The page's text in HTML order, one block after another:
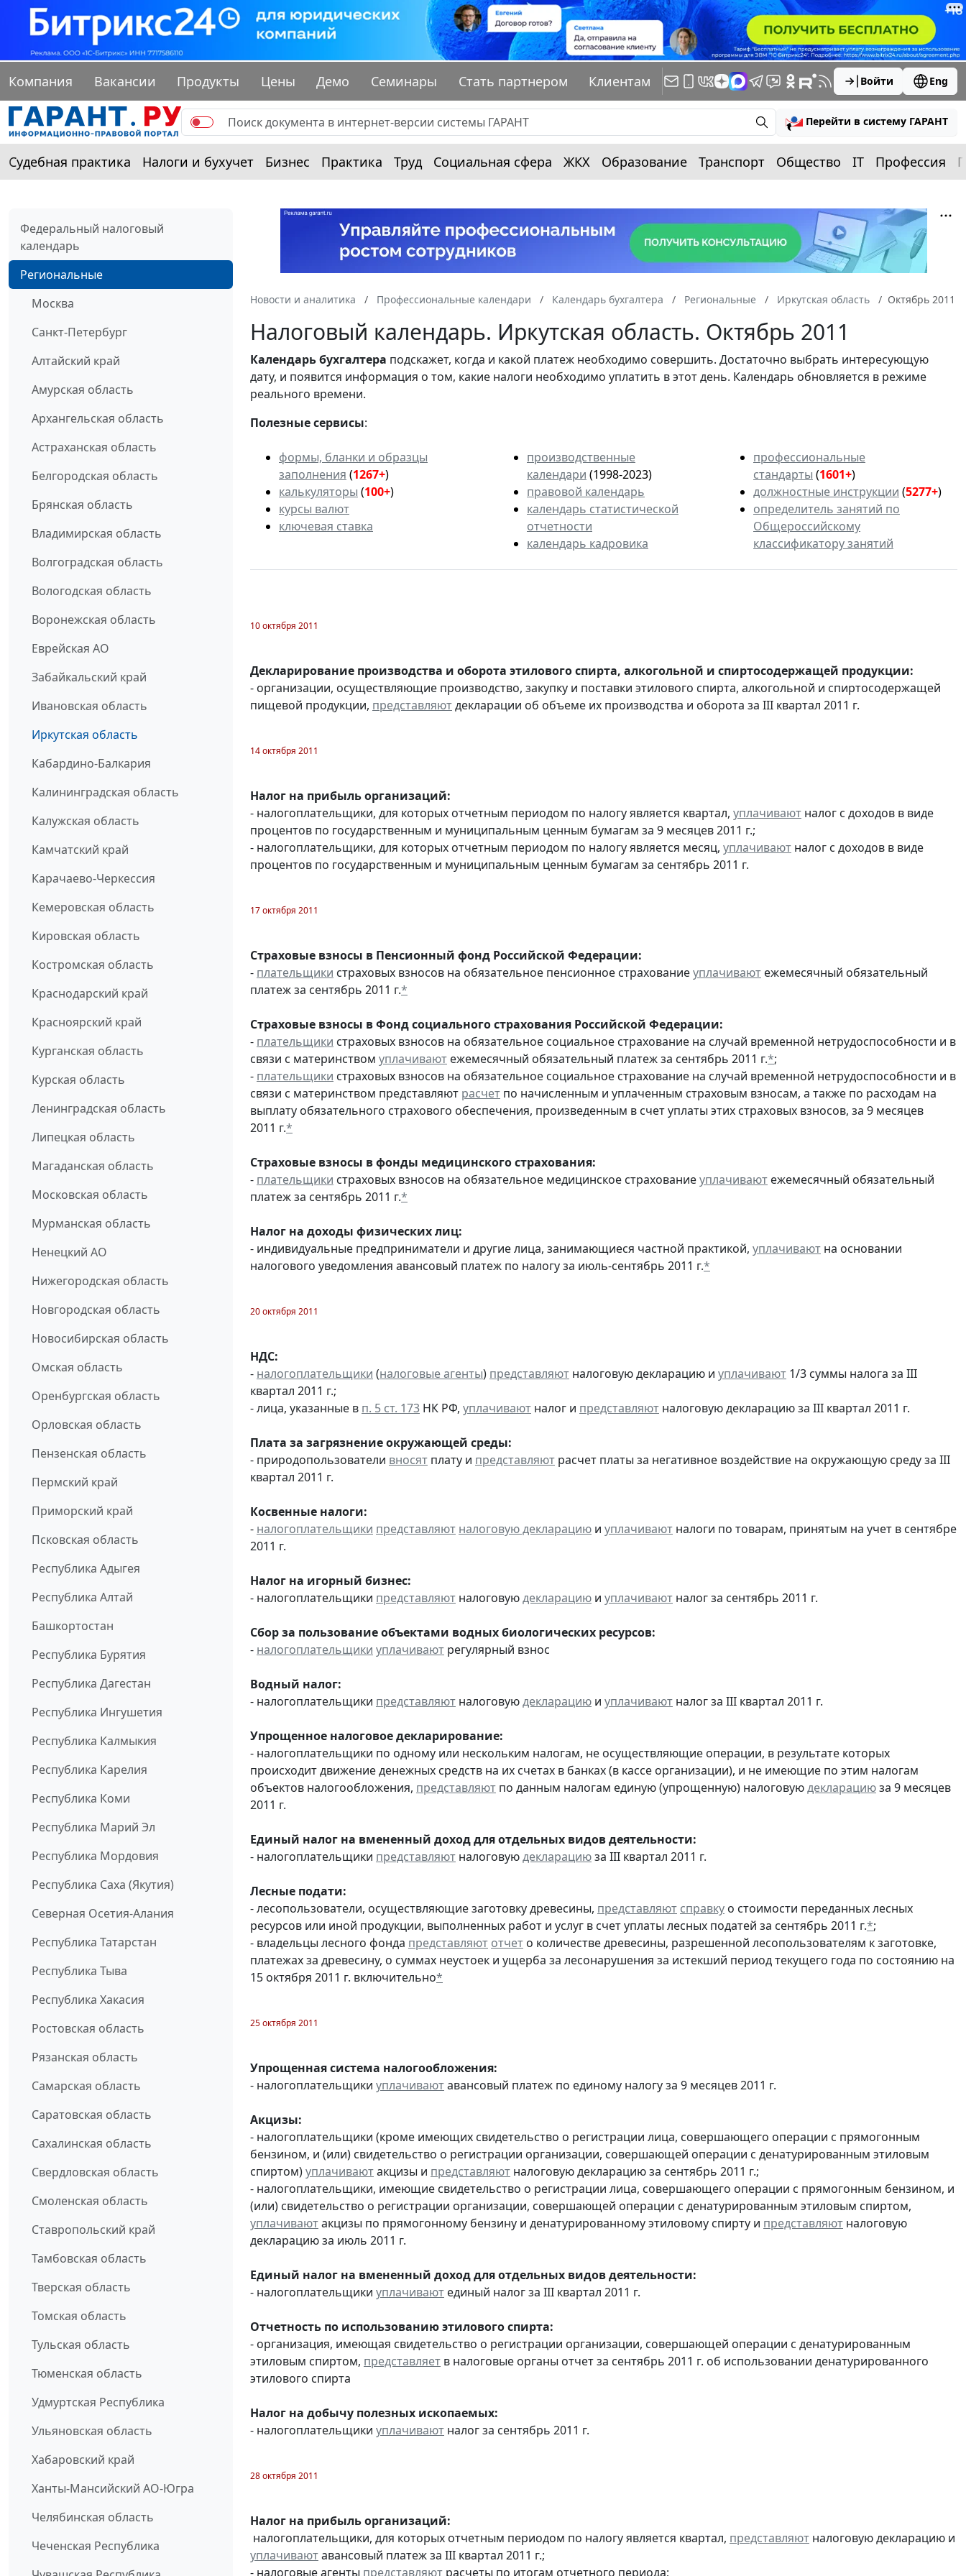
Компания Вакансии Продукты Цены Демо Семинары Стать партнером Клиентам Войти Eng
Перейти в систему ГАРАНТ
Судебная практика Налоги и бухучет Бизнес Практика Труд Социальная сфера ЖКХ Образование Транспорт Общество IT Профессия
Федеральный налоговый
календарь
Региональные
Москва
Санкт-Петербург
Алтайский край
Амурская область
Архангельская область
Астраханская область
Белгородская область
Брянская область
Владимирская область
Волгоградская область
Вологодская область
Воронежская область
Еврейская АО
Забайкальский край
Ивановская область
Иркутская область
Кабардино-Балкария
Калининградская область
Калужская область
Камчатский край
Карачаево-Черкессия
Кемеровская область
Кировская область
Костромская область
Краснодарский край
Красноярский край
Курганская область
Курская область
Ленинградская область
Липецкая область
Магаданская область
Московская область
Мурманская область
Ненецкий АО
Нижегородская область
Новгородская область
Новосибирская область
Омская область
Оренбургская область
Орловская область
Пензенская область
Пермский край
Приморский край
Псковская область
Республика Адыгея
Республика Алтай
Башкортостан
Республика Бурятия
Республика Дагестан
Республика Ингушетия
Республика Калмыкия
Республика Карелия
Республика Коми
Республика Марий Эл
Республика Мордовия
Республика Саха (Якутия)
Северная Осетия-Алания
Республика Татарстан
Республика Тыва
Республика Хакасия
Ростовская область
Рязанская область
Самарская область
Саратовская область
Сахалинская область
Свердловская область
Смоленская область
Ставропольский край
Тамбовская область
Тверская область
Томская область
Тульская область
Тюменская область
Удмуртская Республика
Ульяновская область
Хабаровский край
Ханты-Мансийский АО-Югра
Челябинская область
Чеченская Республика
Новости и аналитика Профессиональные календари Календарь бухгалтера Региональные Иркутская область Октябрь 2011
Налоговый календарь. Иркутская область. Октябрь 2011
Календарьбухгалтера подскажет, когда и какой платеж необходимо совершить. Достаточно выбрать интересующую
дату, и появится информация о том, какие налоги необходимо уплатить в этот день. Календарь обновляется в режиме
реального времени.
Полезные сервисы:
формы, бланки и образцы
заполнения (1267+)
калькуляторы (100+)
курсы валют
ключевая ставка
производственные
календари (1998-2023)
правовой календарь
календарь статистической
отчетности
календарь кадровика
профессиональные
стандарты (1601+)
должностные инструкции (5277+)
определитель занятий по
Общероссийскому
классификатору занятий
10 октября 2011
Декларирование производства и оборота этилового спирта, алкогольной и спиртосодержащей продукции:
- организации, осуществляющие производство, закупку и поставки этилового спирта, алкогольной и спиртосодержащей
пищевой продукции, представляютдекларации об объеме их производства и оборота за III квартал 2011 г.
14 октября 2011
Налог на прибыль организаций:
- налогоплательщики, для которых отчетным периодом по налогу является квартал, уплачивают налог с доходов в виде
процентов по государственным и муниципальным ценным бумагам за 9 месяцев 2011 г.;
- налогоплательщики, для которых отчетным периодом по налогу является месяц, уплачивают налог с доходов в виде
процентов по государственным и муниципальным ценным бумагам за сентябрь 2011 г.
17 октября 2011
Страховые взносы в Пенсионный фонд Российской Федерации:
- плательщики страховых взносов на обязательное пенсионное страхованиеуплачивают ежемесячный обязательный
платеж за сентябрь 2011 г.*
Страховые взносы в Фонд социального страхования Российской Федерации:
- плательщики страховых взносов на обязательное социальное страхование на случай временной нетрудоспособности и в
связи с материнством уплачивают ежемесячный обязательный платеж за сентябрь 2011 г.*;
- плательщики страховых взносов на обязательное социальное страхование на случай временной нетрудоспособности и в
связи с материнством представляют расчет по начисленным и уплаченным страховым взносам, а также по расходам на
выплату обязательного страхового обеспечения, произведенным в счет уплаты этих страховых взносов, за 9 месяцев
2011 г.*
Страховые взносы в фонды медицинского страхования:
- плательщики страховых взносов на обязательное медицинское страхованиеуплачивают ежемесячный обязательный
платеж за сентябрь 2011 г.*
Налог на доходы физических лиц:
- индивидуальные предприниматели и другие лица, занимающиеся частной практикой, уплачивают на основании
налогового уведомления авансовый платеж по налогу за июль-сентябрь 2011 г.*
20 октября 2011
НДС:
- налогоплательщики (налоговые агенты) представляют налоговую декларацию и уплачивают 1/3 суммы налога за III
квартал 2011 г.;
- лица, указанные в п. 5 ст. 173 НК РФ, уплачивают налог и представляют налоговую декларацию за III квартал 2011 г.
Плата за загрязнение окружающей среды:
- природопользователи вносят плату и представляют расчет платы за негативное воздействие на окружающую среду за III
квартал 2011 г.
Косвенные налоги:
- налогоплательщики представляют налоговую декларацию и уплачивают налоги по товарам, принятым на учет в сентябре
2011 г.
Налог на игорный бизнес:
- налогоплательщики представляют налоговуюдекларацию и уплачивают налог за сентябрь 2011 г.
Сбор за пользование объектами водных биологических ресурсов:
- налогоплательщики уплачивают регулярный взнос
Водный налог:
- налогоплательщики представляют налоговуюдекларацию и уплачивают налог за III квартал 2011 г.
Упрощенное налоговое декларирование:
- налогоплательщики по одному или нескольким налогам, не осуществляющие операции, в результате которых
происходит движение денежных средств на их счетах в банках (в кассе организации), и не имеющие по этим налогам
объектов налогообложения, представляют по данным налогам единую (упрощенную) налоговуюдекларациюза 9 месяцев
2011 г.
Единый налог на вмененный доход для отдельных видов деятельности:
- налогоплательщики представляют налоговуюдекларациюза III квартал 2011 г.
Лесные подати:
- лесопользователи, осуществляющие заготовку древесины, представляют справку о стоимости переданных лесных
ресурсов или иной продукции, выполненных работ и услуг в счет уплаты лесных податей за сентябрь 2011 г.*;
- владельцы лесного фонда представляют отчет о количестве древесины, разрешенной лесопользователям к заготовке,
платежах за древесину, о суммах неустоек и ущерба за лесонарушения за истекший период текущего года по состоянию на
15 октября 2011 г. включительно*
25 октября 2011
Упрощенная система налогообложения:
- налогоплательщики уплачиваютавансовый платеж по единому налогу за 9 месяцев 2011 г.
Акцизы:
- налогоплательщики (кроме имеющих свидетельство о регистрации лица, совершающего операции с прямогонным
бензином, и (или) свидетельство о регистрации организации, совершающей операции с денатурированным этиловым
спиртом)уплачиваютакцизы и представляют налоговую декларацию за сентябрь 2011 г.;
- налогоплательщики, имеющие свидетельство о регистрации лица, совершающего операции с прямогонным бензином, и
(или) свидетельство о регистрации организации, совершающей операции с денатурированным этиловым спиртом,
уплачиваютакцизы по прямогонному бензину и денатурированному этиловому спирту и представляют налоговую
декларацию за июль 2011 г.
Единый налог на вмененный доход для отдельных видов деятельности:
- налогоплательщики уплачивают единый налог за III квартал 2011 г.
Отчетность по использованию этилового спирта:
- организация, имеющая свидетельство о регистрации организации, совершающей операции с денатурированным
этиловым спиртом, представляет в налоговые органы отчет за сентябрь 2011 г. об использовании денатурированного
этилового спирта
Налог на добычу полезных ископаемых:
- налогоплательщики уплачивают налог за сентябрь 2011 г.
28 октября 2011
Налог на прибыль организаций:
налогоплательщики, для которых отчетным периодом по налогу является квартал, представляют налоговую декларацию и
уплачиваютавансовый платеж за III квартал 2011 г.;
- налоговые агенты представляют расчеты по итогам отчетного периода;